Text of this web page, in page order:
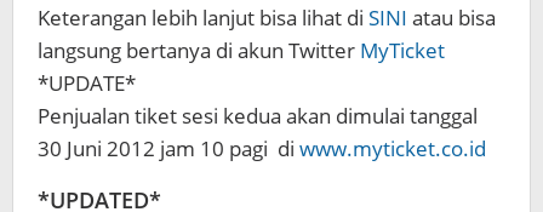
Keterangan lebih lanjut bisa lihat di SINI atau bisa
langsung bertanya di akun Twitter MyTicket
*UPDATE*
Penjualan tiket sesi kedua akan dimulai tanggal
30 Juni 2012 jam 10 pagi di www.myticket.co.id
*UPDATED*